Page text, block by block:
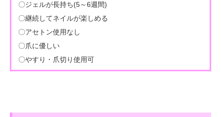
〇ジェルが長持ち(5～6週間)
〇継続してネイルが楽しめる
〇アセトン使用なし
〇爪に優しい
〇やすり・爪切り使用可